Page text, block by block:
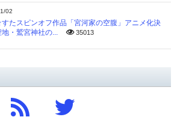
02
たスピンオフ作品「宮河家の空腹」アニメ化決
地・鷲宮神社の...
35013